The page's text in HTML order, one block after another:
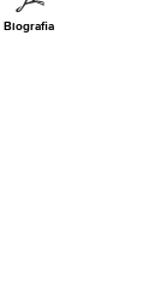
Biografia